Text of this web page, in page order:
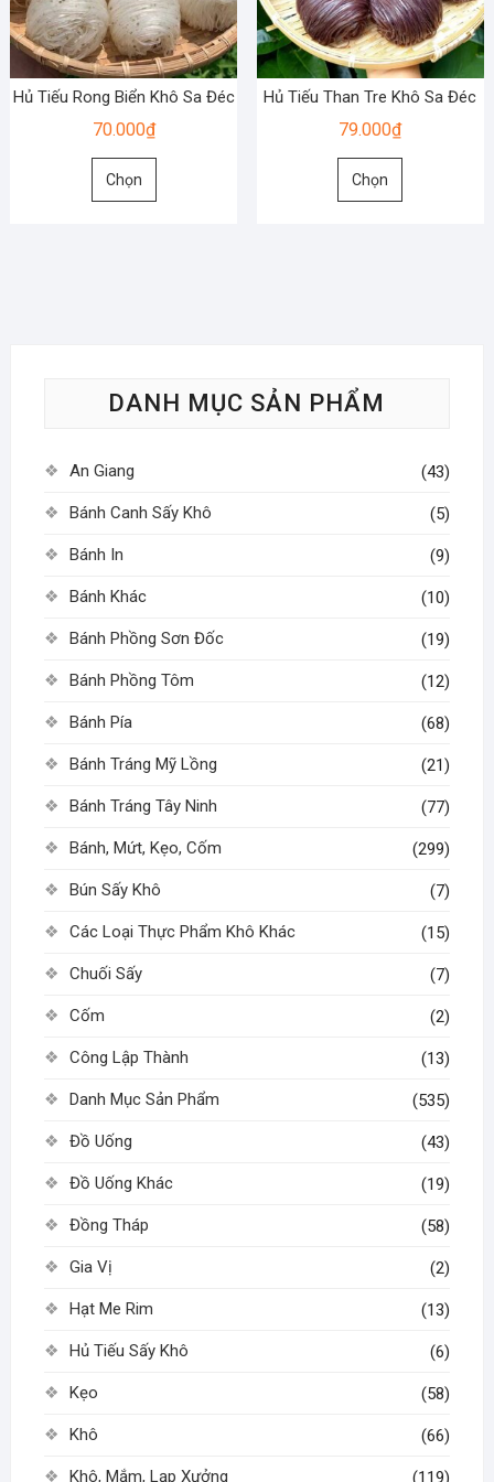
có
thể
được
chọn
trang
sản
có
thể
được
chọn
Hủ Tiếu Rong Biển Khô Sa Đéc
70.000₫
Chọn
Sản
chọn
chọn
Hủ Tiếu Than Tre Khô Sa Đéc
79.000₫
Chọn
Sản
được
chọn
trang
sản
phẩm
DANH MỤC SẢN PHẨM
An Giang (43)
Bánh Canh Sấy Khô (5)
Bánh In (9)
Bánh Khác (10)
Bánh Phồng Sơn Đốc (19)
Bánh Phồng Tôm (12)
Bánh Pía (68)
Bánh Tráng Mỹ Lồng (21)
Bánh Tráng Tây Ninh (77)
Bánh, Mứt, Kẹo, Cốm (299)
Bún Sấy Khô (7)
Các Loại Thực Phẩm Khô Khác (15)
Chuối Sấy (7)
Cốm (2)
Công Lập Thành (13)
Danh Mục Sản Phẩm (535)
Đồ Uống (43)
Đồ Uống Khác (19)
Đồng Tháp (58)
Gia Vị (2)
Hạt Me Rim (13)
Hủ Tiếu Sấy Khô (6)
Kẹo (58)
Khô (66)
Khô, Mắm, Lạp Xưởng